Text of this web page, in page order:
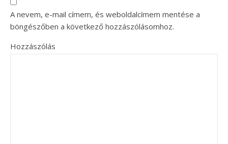
A nevem, e-mail címem, és weboldalcímem mentése a
böngészőben a következő hozzászólásomhoz.
Hozzászólás